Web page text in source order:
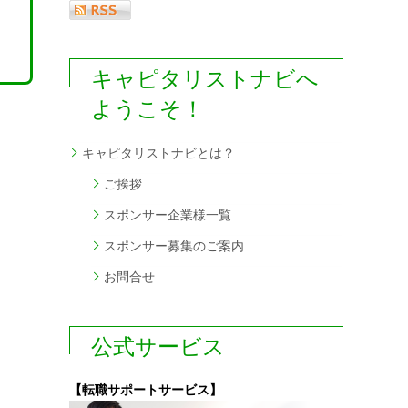
キャピタリストナビへ
ようこそ！
キャピタリストナビとは？
ご挨拶
スポンサー企業様一覧
スポンサー募集のご案内
お問合せ
公式サービス
【転職サポートサービス】